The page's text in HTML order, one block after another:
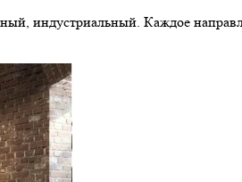
индустриальный. Каждое